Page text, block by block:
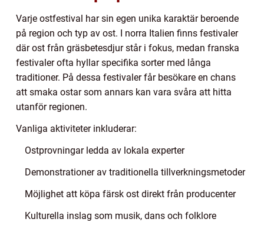
Varje ostfestival har sin egen unika karaktär beroende
på region och typ av ost. I norra Italien finns festivaler
där ost från gräsbetesdjur står i fokus, medan franska
festivaler ofta hyllar specifika sorter med långa
traditioner. På dessa festivaler får besökare en chans
att smaka ostar som annars kan vara svåra att hitta
utanför regionen.
Vanliga aktiviteter inkluderar:
Ostprovningar ledda av lokala experter
Demonstrationer av traditionella tillverkningsmetoder
Möjlighet att köpa färsk ost direkt från producenter
Kulturella inslag som musik, dans och folklore